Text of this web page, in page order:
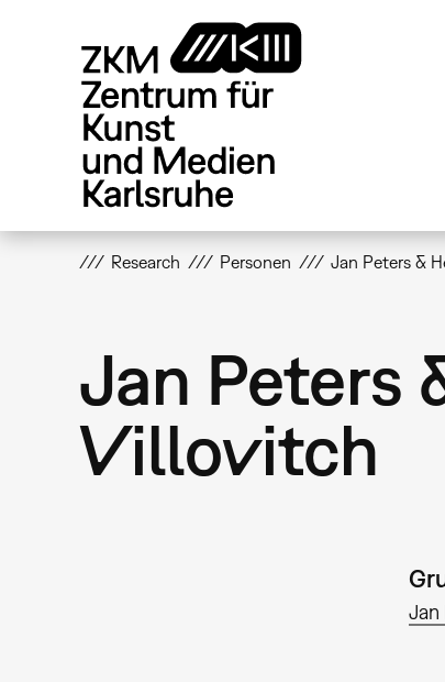
Research Personen Jan Peters &
Jan Peters
Villovitch
Jan